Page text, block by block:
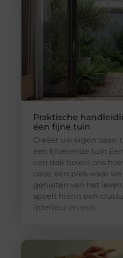
Praktische
een fijne tuin
Creëer uw eigen oase:
een bloeiende tuin
een dak boven ons
oase, een plek waar
genieten van het
speelt hierin een
interieur en een